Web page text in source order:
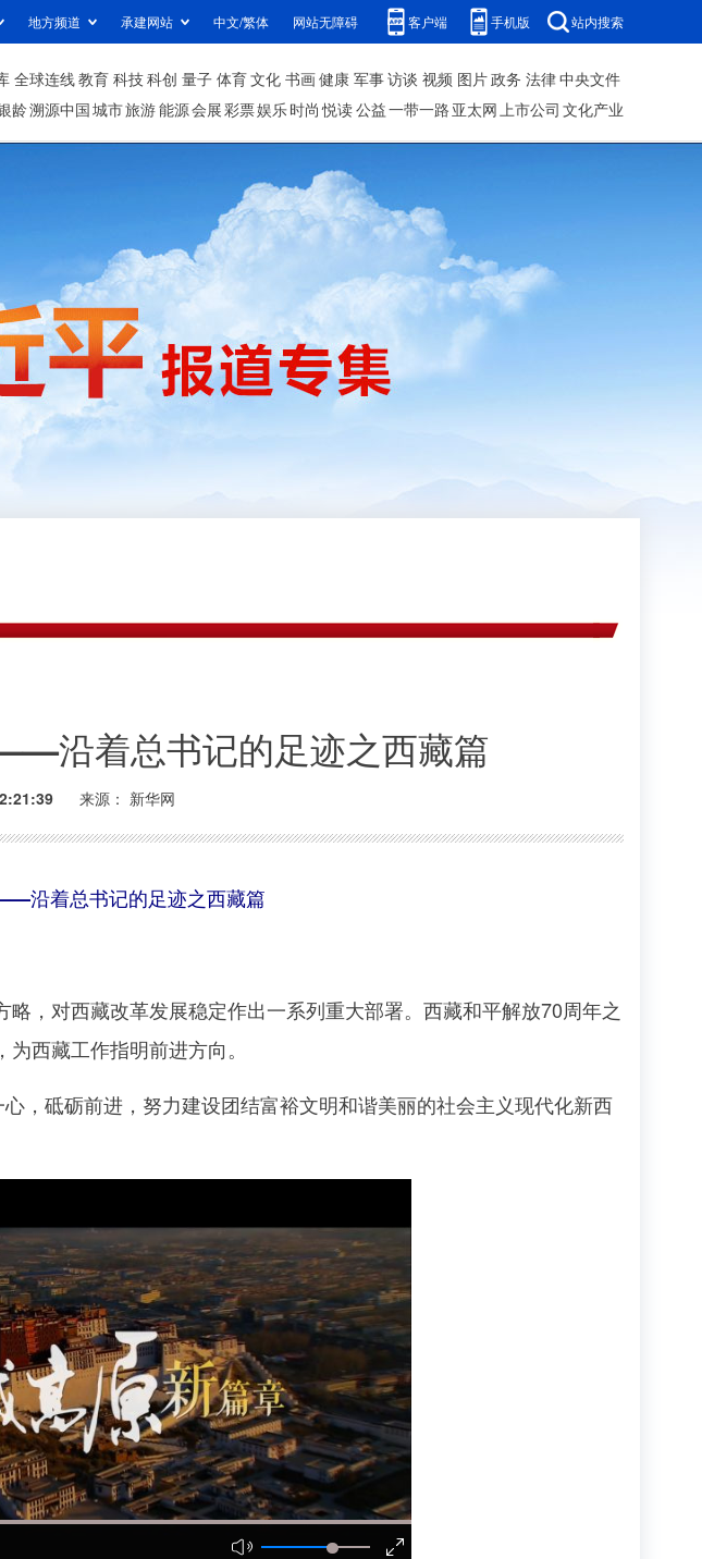
地方频道 承建网站 中文/繁体 网站无障碍 客户端 手机版 站内搜索
全球连线教育 科技科创 量子 体育文化 书画健康 军事访谈 视频 图片政务 法律中央文件
龄溯源中国城市旅游能源会展彩票娱乐时尚 悦读公益一带一路 亚太网上市公司 文化产业
沿着总书记的足迹之西藏篇
来源： 新华网
沿着总书记的足迹之西藏篇
对西藏改革发展稳定作出一系列重大部署。西藏和平解放70周年之
西藏工作指明前进方向。
砥砺前进，努力建设团结富裕文明和谐美丽的社会主义现代化新西